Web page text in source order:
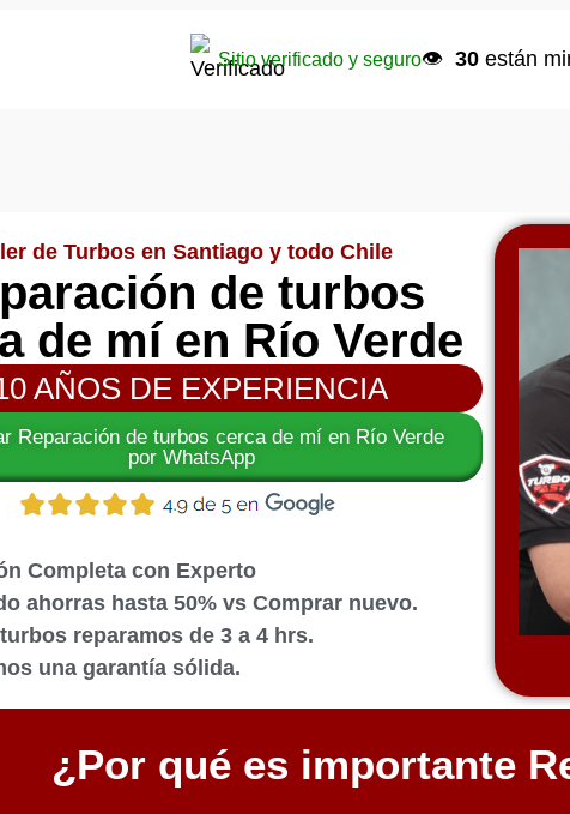
Sitio verificado y seguro👁️ 30están
de Turbos en Santiago y todo Chile
de turbos
de mí en Río Verde
AÑOS DE EXPERIENCIA
Reparación de turbos cerca de mí en Río Verde
por WhatsApp
Completa con Experto
ahorras hasta 50% vs Comprar nuevo.
reparamos de 3 a 4 hrs.
una garantía sólida.
¿Por qué es importante